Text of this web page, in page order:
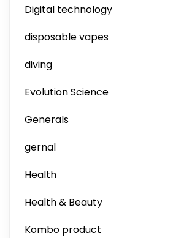
Digital technology
disposable vapes
diving
Evolution Science
Generals
gernal
Health
Health & Beauty
Kombo product